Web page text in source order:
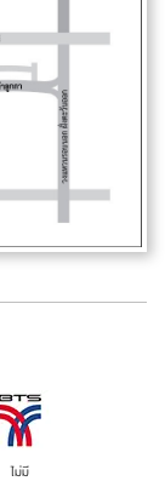
ไม่มี